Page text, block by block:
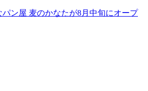
パン屋 麦のかなたが8月中旬にオープ